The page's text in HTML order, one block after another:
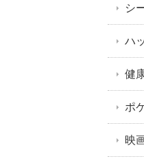
シ
ハ
健
ポ
映